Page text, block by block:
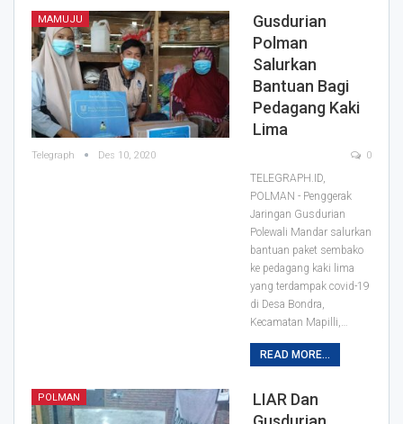
MAMUJU
Gusdurian
Polman
Salurkan
Bantuan Bagi
Pedagang Kaki
Lima
Telegraph Des 10, 2020 0
TELEGRAPH.ID,
POLMAN - Penggerak
Jaringan Gusdurian
Polewali Mandar salurkan
bantuan paket sembako
ke pedagang kaki lima
yang terdampak covid-19
di Desa Bondra,
Kecamatan Mapilli,…
READ MORE...
POLMAN
LIAR Dan